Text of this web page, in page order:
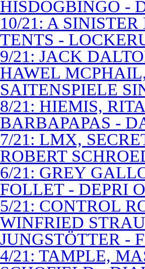
HISDOGBINGO -
10/21: A
TENTS -
9/21: JACK
HAWEL
SAITENSPIELE
8/21: HIEMIS,
BARBAPAPAS -
7/21: LMX,
ROBERT
6/21: GREY
FOLLET - DEPRI
5/21: CONTROL
WINFRIED
JUNGSTÖTTER -
4/21: TAMPLE,